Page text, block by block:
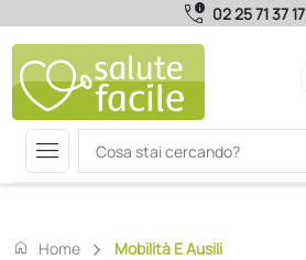
call_quality 02 25 71 37 17
menu
home Home Mobilità E Ausili